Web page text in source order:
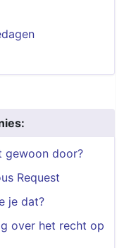
gewoon door?
Request
je dat?
over het recht op